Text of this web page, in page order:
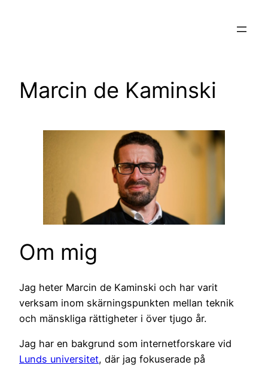
Marcin de Kaminski
Om mig
Jag heter Marcin de Kaminski och har varit
verksam inom skärningspunkten mellan teknik
och mänskliga rättigheter i över tjugo år.
Jag har en bakgrund som internetforskare vid
Lunds universitet, där jag fokuserade på